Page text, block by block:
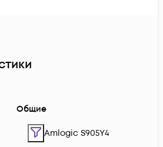
Общие
Amlogic S905Y4